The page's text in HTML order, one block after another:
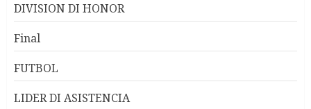
DIVISION DI HONOR
Final
FUTBOL
LIDER DI ASISTENCIA